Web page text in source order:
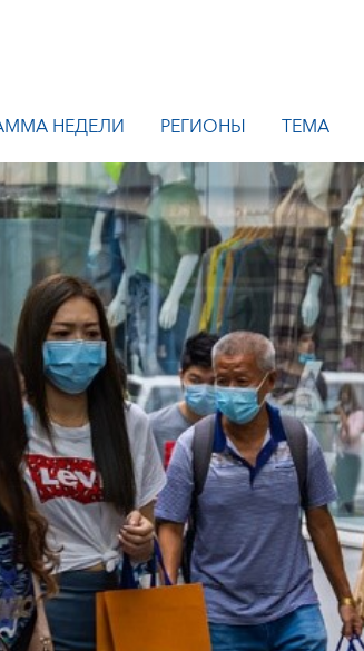
НЕДЕЛИ РЕГИОНЫ ТЕМА